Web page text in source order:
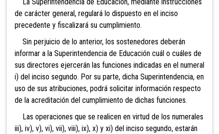
de carácter general, regulará lo dispuesto en el inciso
precedente y fiscalizará su cumplimiento.
Sin perjuicio de lo anterior, los sostenedores deberán
informar a la Superintendencia de Educación cuál o cuáles de
sus directores ejercerán las funciones indicadas en el numeral
i) del inciso segundo. Por su parte, dicha Superintendencia, en
uso de sus atribuciones, podrá solicitar información respecto
de la acreditación del cumplimiento de dichas funciones.
Las operaciones que se realicen en virtud de los numerales
iii), iv), v), vi), vii), viii), ix), x) y xi) del inciso segundo, estarán